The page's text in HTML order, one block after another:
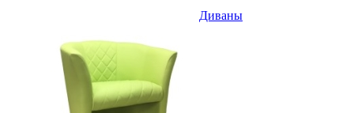
Диваны